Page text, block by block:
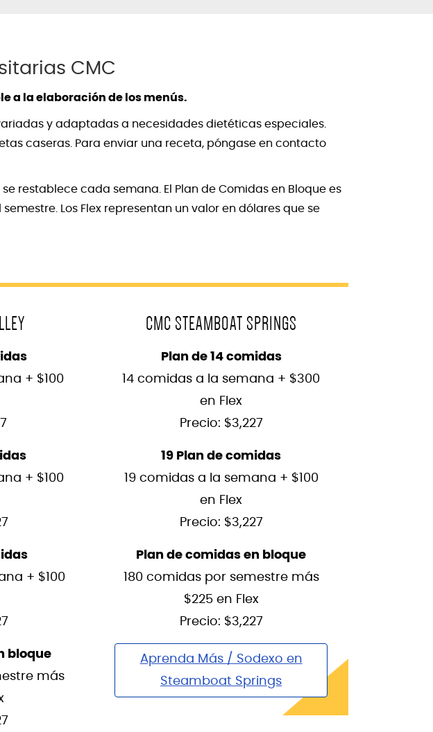
CMC
a la elaboración de los menús.
y adaptadas a necesidades dietéticas especiales.
caseras. Para enviar una receta, póngase en contacto
restablece cada semana. El Plan de Comidas en Bloque es
Los Flex representan un valor en dólares que se
+ $100
+ $100
+ $100
bloque
más
CMC STEAMBOAT SPRINGS
Plan de 14 comidas
14 comidas a la semana + $300
en Flex
Precio: $3,227
19 Plan de comidas
19 comidas a la semana + $100
en Flex
Precio: $3,227
Plan de comidas en bloque
180 comidas por semestre más
$225 en Flex
Precio: $3,227
Aprenda Más / Sodexo en
Steamboat Springs